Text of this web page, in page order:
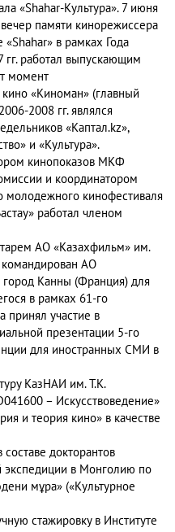
«Shahar-Культура». 7 июня
памяти кинорежиссера
в рамках Года
гг. работал выпускающим
момент
«Киноман» (главный
2008 гг. являлся
«Каптал.kz»,
и «Культура».
кинопоказов МКФ
и координатором
молодежного кинофестиваля
работал членом
АО «Казахфильм» им.
АО
Канны (Франция) для
в рамках 61-го
принял участие в
презентации 5-го
для иностранных СМИ в
КазНАИ им. Т.К.
– Искусствоведение»
и теория кино» в качестве
докторантов
экспедиции в Монголию по
мұра» («Культурное
стажировку в Институте